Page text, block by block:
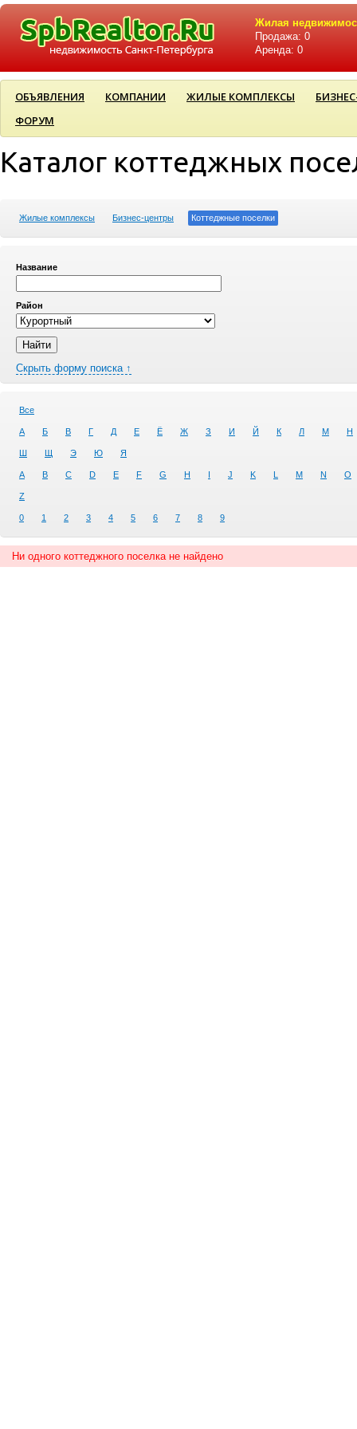
Жилая
Продажа: 0
Аренда: 0
ОБЪЯВЛЕНИЯ КОМПАНИИ ЖИЛЫЕ КОМПЛЕКСЫ
ФОРУМ
Каталог коттеджных
Жилые комплексы Бизнес-центры Коттеджные поселки
Название
Район
Скрыть форму поиска ↑
Все
А Б В Г Д Е Ё Ж З И Й К Л М Н
Ш Щ Э Ю Я
A B C D E F G H I J K L M N O
Z
0 1 2 3 4 5 6 7 8 9
Ни одного коттеджного поселка не найдено